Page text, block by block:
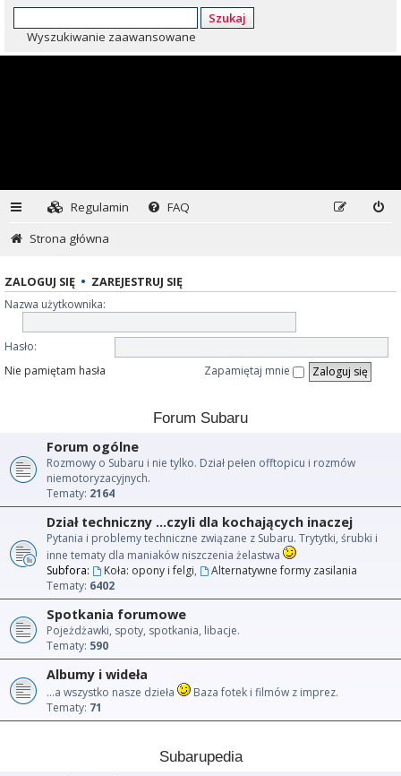
Szukaj
Wyszukiwanie zaawansowane
Regulamin
FAQ
Strona główna
ZALOGUJ SIĘ • ZAREJESTRUJ SIĘ
Nazwa użytkownika:
Hasło:
Nie pamiętam hasła
Zapamiętaj mnie
Forum Subaru
Forum ogólne
Rozmowy o Subaru i nie tylko. Dział pełen offtopicu i rozmów
niemotoryzacyjnych.
Tematy: 2164
Dział techniczny ...czyli dla kochających inaczej
Pytania i problemy techniczne związane z Subaru. Trytytki, śrubki i
inne tematy dla maniaków niszczenia żelastwa
Subfora:
Koła: opony i felgi,
Alternatywne formy zasilania
Tematy: 6402
Spotkania forumowe
Pojeżdżawki, spoty, spotkania, libacje.
Tematy: 590
Albumy i wideła
...a wszystko nasze dzieła
Baza fotek i filmów z imprez.
Tematy: 71
Subarupedia